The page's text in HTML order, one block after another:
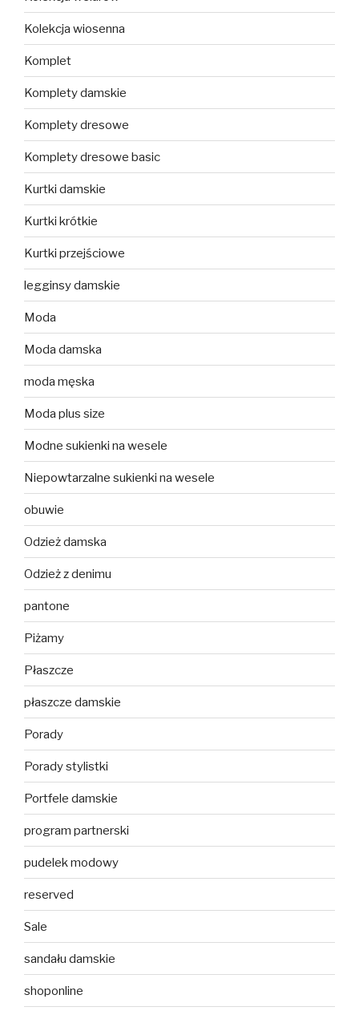
Kolekcja wiosenna
Komplet
Komplety damskie
Komplety dresowe
Komplety dresowe basic
Kurtki damskie
Kurtki krótkie
Kurtki przejściowe
legginsy damskie
Moda
Moda damska
moda męska
Moda plus size
Modne sukienki na wesele
Niepowtarzalne sukienki na wesele
obuwie
Odzież damska
Odzież z denimu
pantone
Piżamy
Płaszcze
płaszcze damskie
Porady
Porady stylistki
Portfele damskie
program partnerski
pudelek modowy
reserved
Sale
sandału damskie
shoponline